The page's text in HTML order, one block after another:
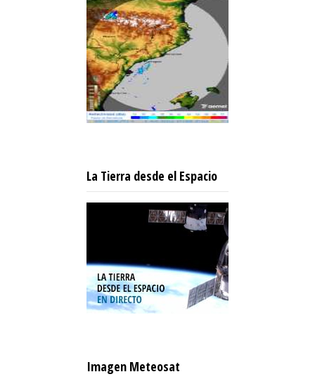
La Tierra desde el Espacio
Imagen Meteosat